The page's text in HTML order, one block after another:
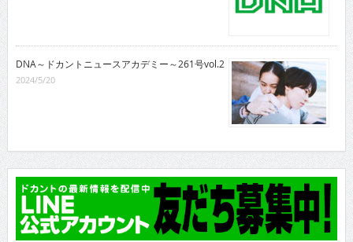
DNA～ドカントニュースアカデミー～261号vol.2
2024/5/20